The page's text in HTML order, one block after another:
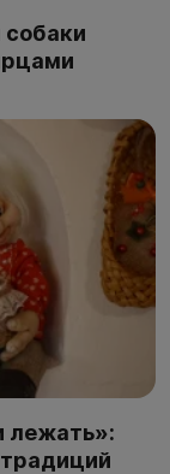
собаки
лежать»: